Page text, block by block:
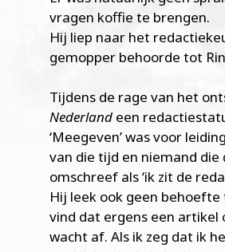
vragen koffie te brengen.
Hij liep naar het
gemopper behoorde tot
Tijdens de rage van het
Nederland een
‘Meegeven’ was voor
van die tijd en niemand
omschreef als ‘ik zit de
Hij leek ook geen behoefte
vind dat ergens een artikel
wacht af. Als ik zeg dat ik